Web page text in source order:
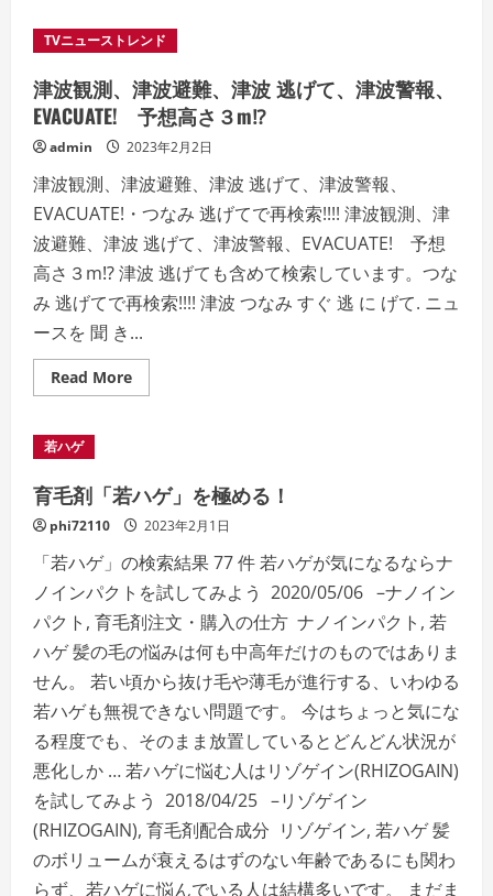
阪
ビ
火
災
死
者
**
人、
心
肺
止
***
人、
男
が
火
を
け
た！？
TVニューストレンド
津波観測、津波避難、津波 逃げて、津波警報、
EVACUATE! 予想高さ３m⁉
admin 2023年2月2日
津波観測、津波避難、津波 逃げて、津波警報、
EVACUATE!・つなみ 逃げてで再検索!!!! 津波観測、津
波避難、津波 逃げて、津波警報、EVACUATE! 予想
高さ３m⁉ 津波 逃げても含めて検索しています。つな
み 逃げてで再検索!!!! 津波 つなみ すぐ 逃 に げて. ニュ
ースを 聞 き...
Read MoreRead
more
津
波
避
難、
波
逃
げ
て、
津
波
警
EVACUATE!
予
想
高
さ
３
m⁉
若ハゲ
育毛剤「若ハゲ」を極める！
phi72110 2023年2月1日
「若ハゲ」の検索結果 77 件 若ハゲが気になるならナ
ノインパクトを試してみよう 2020/05/06 –ナノイン
パクト, 育毛剤注文・購入の仕方 ナノインパクト, 若
ハゲ 髪の毛の悩みは何も中高年だけのものではありま
せん。 若い頃から抜け毛や薄毛が進行する、いわゆる
若ハゲも無視できない問題です。 今はちょっと気にな
る程度でも、そのまま放置しているとどんどん状況が
悪化しか … 若ハゲに悩む人はリゾゲイン(RHIZOGAIN)
を試してみよう 2018/04/25 –リゾゲイン
(RHIZOGAIN), 育毛剤配合成分 リゾゲイン, 若ハゲ 髪
のボリュームが衰えるはずのない年齢であるにも関わ
らず、若ハゲに悩んでいる人は結構多いです。 まだま